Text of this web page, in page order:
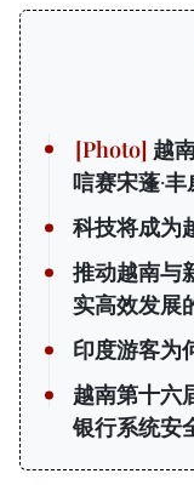
越
唁赛宋蓬·
科技将成为
推动越南与
实高效发展
印度游客为
越南第十六
银行系统安